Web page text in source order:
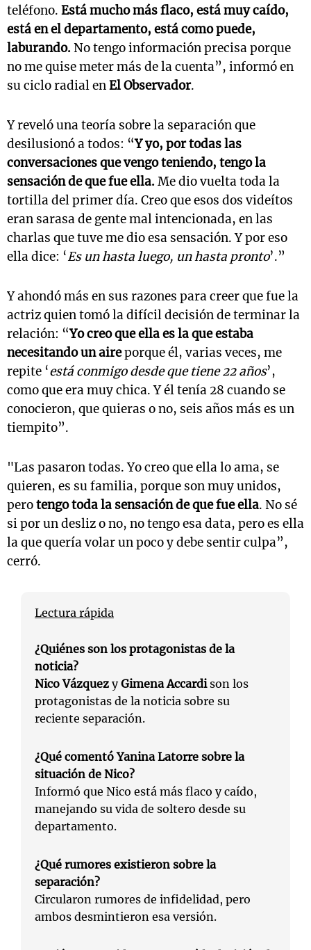
teléfono. Está mucho más flaco, está muy caído,
está en el departamento, está como puede,
laburando. No tengo información precisa porque
no me quise meter más de la cuenta”, informó en
su ciclo radial enEl Observador.
Y reveló una teoría sobre la separación que
desilusionó a todos: “Y yo, por todas las
conversaciones que vengo teniendo, tengo la
sensación de que fue ella. Me dio vuelta toda la
tortilla del primer día. Creo que esos dos videítos
eran sarasa de gente mal intencionada, en las
charlas que tuve me dio esa sensación. Y por eso
ella dice: ‘Es un hasta luego, un hasta pronto’.”
Y ahondó más en sus razones para creer que fue la
actriz quien tomó la difícil decisión de terminar la
relación: “Yo creo que ella es la que estaba
necesitando un aireporque él, varias veces, me
repite ‘está conmigo desde que tiene 22 años’,
como que era muy chica. Y él tenía 28 cuando se
conocieron, que quieras o no, seis años más es un
tiempito”.
"Las pasaron todas. Yo creo que ella lo ama, se
quieren, es su familia, porque son muy unidos,
perotengo toda la sensación de que fue ella. No sé
si por un desliz o no, no tengo esa data, pero es ella
la que quería volar un poco y debe sentir culpa”,
cerró.
Lectura rápida
¿Quiénes son los protagonistas de la
noticia?
Nico Vázquez yGimena Accardison los
protagonistas de la noticia sobre su
reciente separación.
¿Qué comentó Yanina Latorre sobre la
situación de Nico?
Informó que Nico está más flaco y caído,
manejando su vida de soltero desde su
departamento.
¿Qué rumores existieron sobre la
separación?
Circularon rumores de infidelidad, pero
ambos desmintieron esa versión.